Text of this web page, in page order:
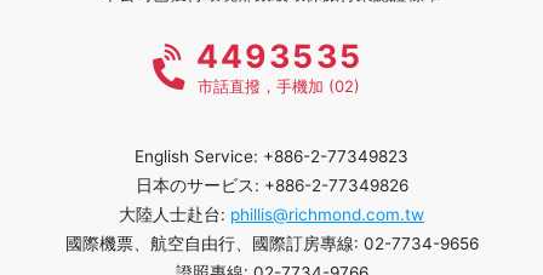
4493535
市話直撥，手機加 (02)
English Service: +886-2-77349823
日本のサービス: +886-2-77349826
大陸人士赴台: phillis@richmond.com.tw
國際機票、航空自由行、國際訂房專線: 02-7734-9656